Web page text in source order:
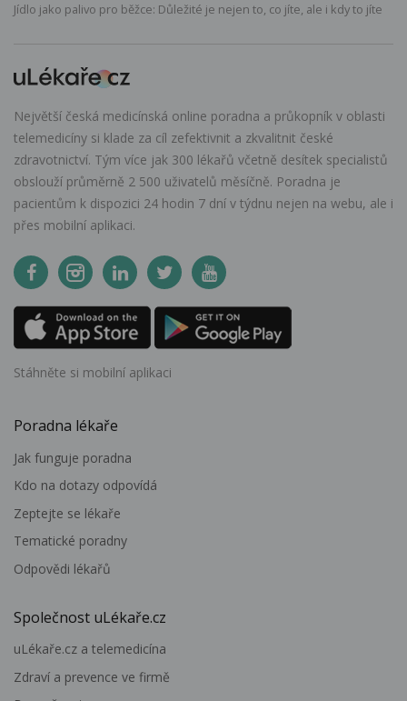
Jídlo jako palivo pro běžce: Důležité je nejen to, co jíte, ale i kdy to jíte
Největší česká medicínská online poradna a průkopník v oblasti
telemedicíny si klade za cíl zefektivnit a zkvalitnit české
zdravotnictví. Tým více jak 300 lékařů včetně desítek specialistů
obslouží průměrně 2 500 uživatelů měsíčně. Poradna je
pacientům k dispozici 24 hodin 7 dní v týdnu nejen na webu, ale i
přes mobilní aplikaci.
Stáhněte si mobilní aplikaci
Poradna lékaře
Jak funguje poradna
Kdo na dotazy odpovídá
Zeptejte se lékaře
Tematické poradny
Odpovědi lékařů
Společnost uLékaře.cz
uLékaře.cz a telemedicína
Zdraví a prevence ve firmě